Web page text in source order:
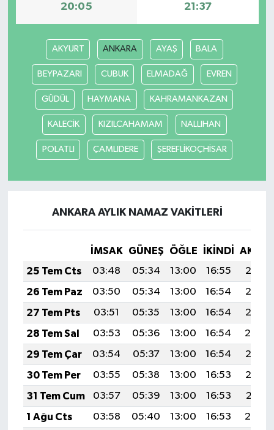
20:05 21:37
AKYURT ANKARA AYAŞ BALA
BEYPAZARI CUBUK ELMADAĞ EVREN
GÜDÜL HAYMANA KAHRAMANKAZAN
KALECİK KIZILCAHAMAM NALLIHAN
POLATLI ÇAMLIDERE ŞEREFLİKOÇHİSAR
ANKARA AYLIK NAMAZ VAKITLERI
İMSAK GÜNEŞ ÖĞLE İKINDI
25 Tem Cts
03:48 05:34 13:00 16:55
20:17
26 Tem Paz
03:50 05:34 13:00 16:54
20:16
27 Tem Pts
03:51 05:35 13:00 16:54
20:15
28 Tem Sal
03:53 05:36 13:00 16:54
20:14
29 Tem Çar
03:54 05:37 13:00 16:54
20:13
30 Tem Per
03:55 05:38 13:00 16:53
20:12
31 Tem Cum
03:57 05:39 13:00 16:53
20:11
1 Ağu Cts
03:58 05:40 13:00 16:53
20:10